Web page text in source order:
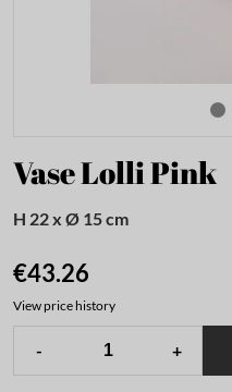
Vase Lolli Pink
H 22 x Ø 15 cm
€43.26
View price history
- +